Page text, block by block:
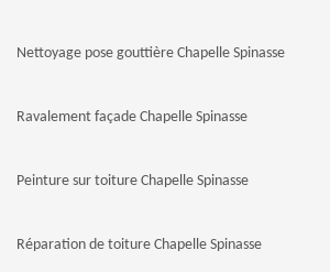
Nettoyage pose gouttière Chapelle Spinasse
Ravalement façade Chapelle Spinasse
Peinture sur toiture Chapelle Spinasse
Réparation de toiture Chapelle Spinasse